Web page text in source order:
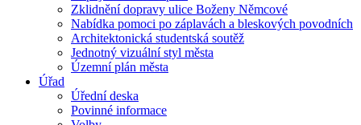
Zklidnění dopravy ulice Boženy Němcové
Nabídka pomoci po záplavách a bleskových povodních
Architektonická studentská soutěž
Jednotný vizuální styl města
Územní plán města
Úřad
Úřední deska
Povinné informace